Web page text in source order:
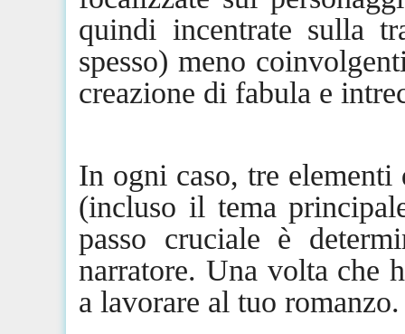
quindi incentrate sulla
spesso) meno
creazione di fabula e
In ogni caso, tre
(incluso il tema
passo cruciale è
narratore. Una volta che
a lavorare al tuo romanzo.